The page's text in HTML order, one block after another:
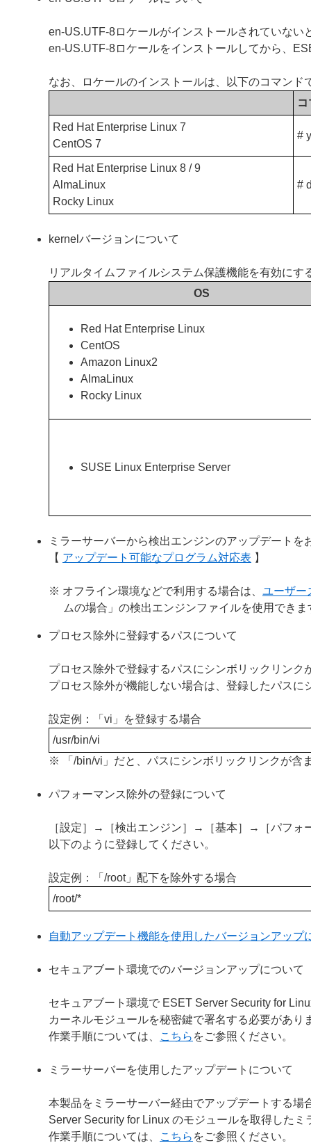
en-US.UTF-8ロケールがインストールされていな
en-US.UTF-8ロケールをインストールしてから、
なお、ロケールのインストールは、以下のコマンド
Red Hat Enterprise Linux 7
CentOS 7
#
Red Hat Enterprise Linux 8 / 9
AlmaLinux
Rocky Linux
#
kernelバージョンについて
リアルタイムファイルシステム保護機能を有効に
OS
Red Hat Enterprise Linux
CentOS
Amazon Linux2
AlmaLinux
Rocky Linux
SUSE Linux Enterprise Server
ミラーサーバーから検出エンジンのアップデート
【 アップデート可能なプログラム対応表 】
※ オフライン環境などで利用する場合は、 ユーザー
ムの場合」の検出エンジンファイルを使用できま
プロセス除外に登録するパスについて
プロセス除外で登録するパスにシンボリックリンク
プロセス除外が機能しない場合は、登録したパス
設定例：「vi」を登録する場合
/usr/bin/vi
※ 「/bin/vi」だと、パスにシンボリックリンクが含
パフォーマンス除外の登録について
［設定］→［検出エンジン］→［基本］→［パフォ
以下のように登録してください。
設定例：「/root」配下を除外する場合
/root/*
自動アップデート機能を使用したバージョンアップ
セキュアブート環境でのバージョンアップについて
セキュアブート環境で ESET Server Security for
カーネルモジュールを秘密鍵で署名する必要があり
作業手順については、
こちら をご参照ください。
ミラーサーバーを使用したアップデートについて
本製品をミラーサーバー経由でアップデートする
Server Security for Linux のモジュールを取得した
作業手順については、
こちら をご参照ください。